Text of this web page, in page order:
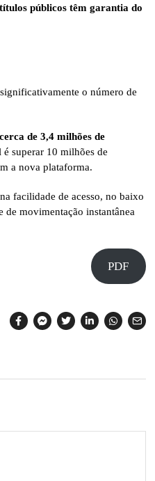
públicos têm garantia do
o número de
de 3,4 milhões de
superar 10 milhões de
a nova plataforma.
facilidade de acesso, no baixo
de movimentação instantânea
PDF